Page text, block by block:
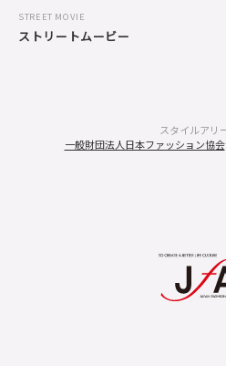
STREET MOVIE
ストリートムービー
スタイルアリ
一般財団法人日本ファッション協会